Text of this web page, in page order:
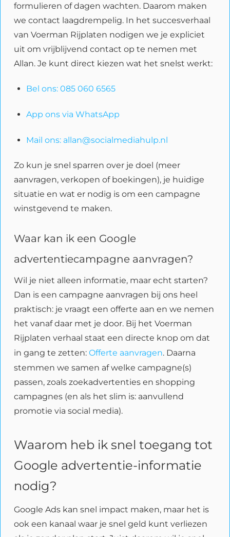
formulieren of dagen wachten. Daarom maken
we contact laagdrempelig. In het succesverhaal
van Voerman Rijplaten nodigen we je expliciet
uit om vrijblijvend contact op te nemen met
Allan. Je kunt direct kiezen wat het snelst werkt:
Bel ons: 085 060 6565
App ons via WhatsApp
Mail ons: allan@socialmediahulp.nl
Zo kun je snel sparren over je doel (meer
aanvragen, verkopen of boekingen), je huidige
situatie en wat er nodig is om een campagne
winstgevend te maken.
Waar kan ik een Google
advertentiecampagne aanvragen?
Wil je niet alleen informatie, maar echt starten?
Dan is een campagne aanvragen bij ons heel
praktisch: je vraagt een offerte aan en we nemen
het vanaf daar met je door. Bij het Voerman
Rijplaten verhaal staat een directe knop om dat
in gang te zetten: Offerte aanvragen. Daarna
stemmen we samen af welke campagne(s)
passen, zoals zoekadvertenties en shopping
campagnes (en als het slim is: aanvullend
promotie via social media).
Waarom heb ik snel toegang tot
Google advertentie-informatie
nodig?
Google Ads kan snel impact maken, maar het is
ook een kanaal waar je snel geld kunt verliezen